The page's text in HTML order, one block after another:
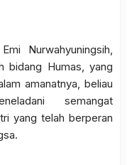
Nurwahyuningsih,
bidang Humas, yang
amanatnya, beliau
semangat
yang telah berperan